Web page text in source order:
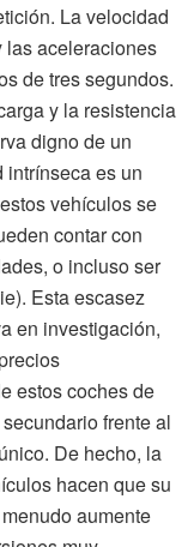
La velocidad
las aceleraciones
de tres segundos.
y la resistencia
digno de un
es un
vehículos se
contar con
o incluso ser
Esta escasez
en investigación,
estos coches de
frente al
De hecho, la
hacen que su
aumente